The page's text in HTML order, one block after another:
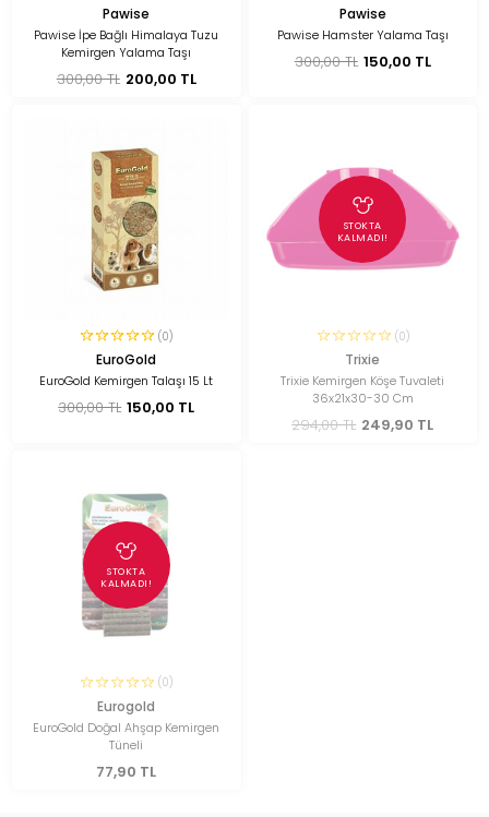
Pawise
Pawise İpe Bağlı Himalaya Tuzu
Kemirgen Yalama Taşı
300,00 TL 200,00 TL
Pawise
Pawise Hamster Yalama Taşı
300,00 TL 150,00 TL
(0)
EuroGold
EuroGold Kemirgen Talaşı 15 Lt
300,00 TL 150,00 TL
STOKTA
KALMADI!
(0)
Trixie
Trixie Kemirgen Köşe Tuvaleti
36x21x30-30 Cm
294,00 TL 249,90 TL
STOKTA
KALMADI!
(0)
Eurogold
EuroGold Doğal Ahşap Kemirgen
Tüneli
77,90 TL